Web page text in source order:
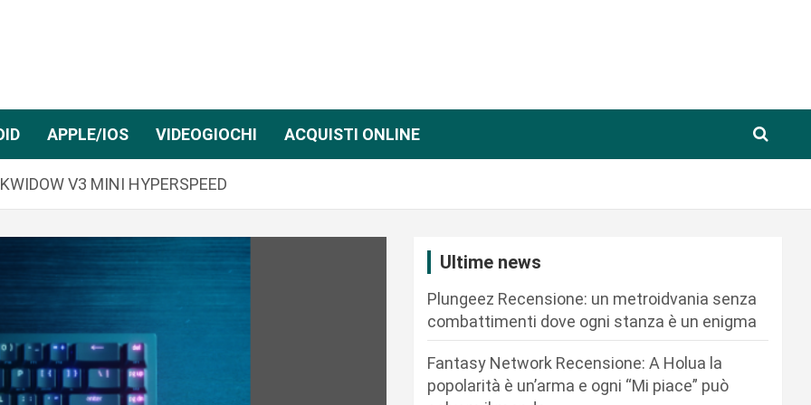
APPLE/IOS VIDEOGIOCHI ACQUISTI ONLINE
V3 MINI HYPERSPEED
Ultime news
Plungeez Recensione: un metroidvania senza
combattimenti dove ogni stanza è un enigma
Fantasy Network Recensione: A Holua la
popolarità è un’arma e ogni “Mi piace” può